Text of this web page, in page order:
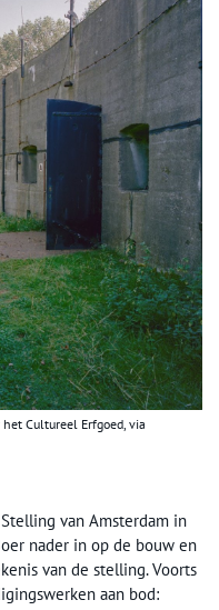
Cultureel Erfgoed, via
van Amsterdam in
nader in op de bouw en
van de stelling. Voorts
aan bod: